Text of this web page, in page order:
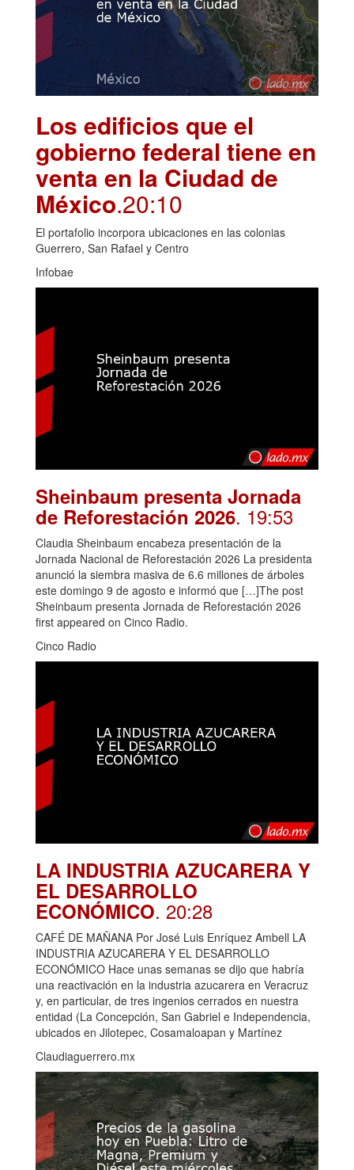
Los edificios que el
gobierno federal tiene en
venta en la Ciudad de
México.20:10
El portafolio incorpora ubicaciones en las colonias
Guerrero, San Rafael y Centro
Infobae
Sheinbaum presenta Jornada
de Reforestación 2026. 19:53
Claudia Sheinbaum encabeza presentación de la
Jornada Nacional de Reforestación 2026 La presidenta
anunció la siembra masiva de 6.6 millones de árboles
este domingo 9 de agosto e informó que […]The post
Sheinbaum presenta Jornada de Reforestación 2026
first appeared on Cinco Radio.
Cinco Radio
LA INDUSTRIA AZUCARERA Y
EL DESARROLLO
ECONÓMICO. 20:28
CAFÉ DE MAÑANA Por José Luis Enríquez Ambell LA
INDUSTRIA AZUCARERA Y EL DESARROLLO
ECONÓMICO Hace unas semanas se dijo que habría
una reactivación en la industria azucarera en Veracruz
y, en particular, de tres ingenios cerrados en nuestra
entidad (La Concepción, San Gabriel e Independencia,
ubicados en Jilotepec, Cosamaloapan y Martínez
Claudiaguerrero.mx